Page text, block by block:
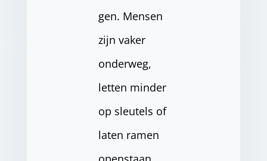
gen. Mensen
zijn vaker
onderweg,
letten minder
op sleutels of
laten ramen